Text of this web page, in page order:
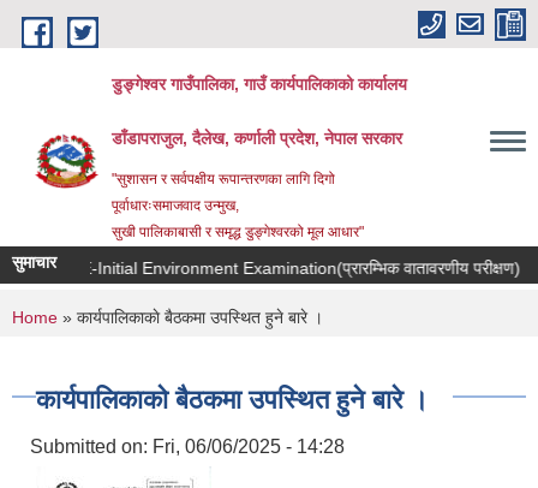
Skip to main content
डुङ्गेश्वर गाउँपालिका, गाउँ कार्यपालिकाको कार्यालय
डाँडापराजुल, दैलेख, कर्णाली प्रदेश, नेपाल सरकार
"सुशासन र सर्वपक्षीय रूपान्तरणका लागि दिगो
पूर्वाधारःसमाजवाद उन्मुख,
सुखी पालिकाबासी र समृद्ध डुङ्गेश्वरको मूल आधार"
सुमाचार
for IEE-Initial Environment Examination(प्रारम्भिक वातावरणीय परीक्षण)
You are here
Home » कार्यपालिकाकाे बैठकमा उपस्थित हुने बारे ।
कार्यपालिकाकाे बैठकमा उपस्थित हुने बारे ।
Submitted on: Fri, 06/06/2025 - 14:28